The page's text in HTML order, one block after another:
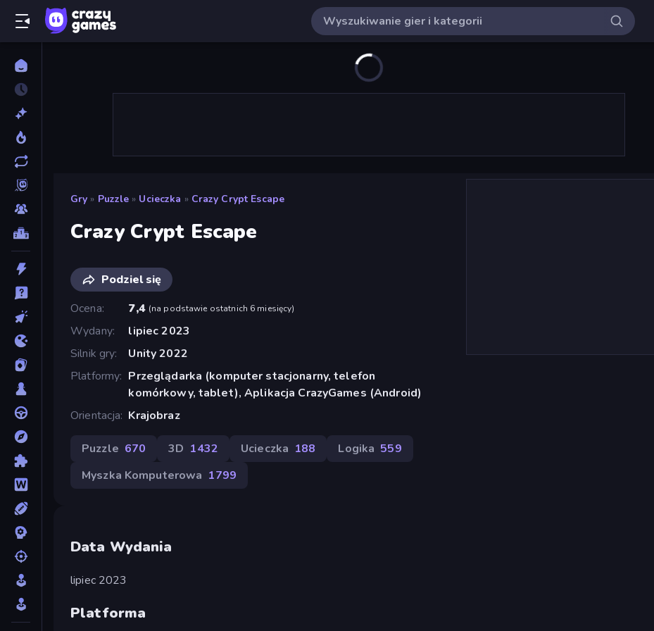
Gry » Puzzle » Ucieczka » Crazy Crypt Escape
Crazy Crypt Escape
Podziel się
Ocena
7,4 (na podstawie ostatnich 6 miesięcy)
Wydany
lipiec 2023
Silnik gry
Unity 2022
Platformy Przeglądarka (komputer stacjonarny, telefon
komórkowy, tablet), Aplikacja CrazyGames (Android)
Orientacja Krajobraz
Puzzle 670 3D 1432 Ucieczka 188 Logika 559
Myszka Komputerowa 1799
Data Wydania
lipiec 2023
Platforma